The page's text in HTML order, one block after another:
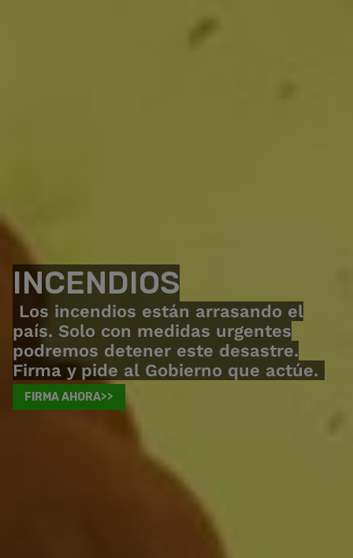
INCENDIOS
Los incendios están arrasando el
país. Solo con medidas urgentes
podremos detener este desastre.
Firma y pide al Gobierno que actúe.
FIRMA AHORA>>